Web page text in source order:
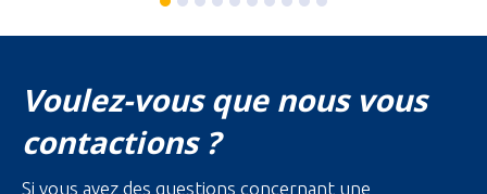
Voulez-vous que nous vous
contactions ?
Si vous avez des questions concernant une